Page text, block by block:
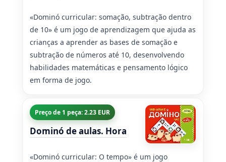
«Dominó curricular: somação, subtração dentro
de 10» é um jogo de aprendizagem que ajuda as
crianças a aprender as bases de somação e
subtração de números até 10, desenvolvendo
habilidades matemáticas e pensamento lógico
em forma de jogo.
Preço de 1 peça: 2.23 EUR
Dominó de aulas. Hora
«Dominó curricular: O tempo» é um jogo